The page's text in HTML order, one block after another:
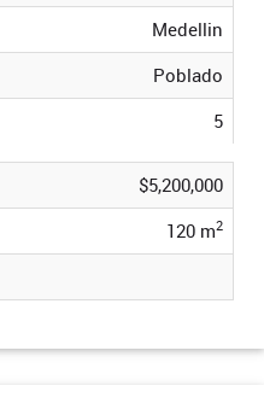
Medellin
Poblado
5
$5,200,000
120 m2